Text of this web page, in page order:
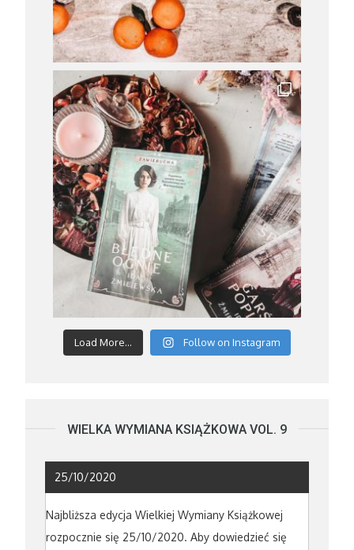
Load More... Follow on Instagram
WIELKA WYMIANA KSIĄŻKOWA VOL. 9
25/10/2020
Najbliższa edycja Wielkiej Wymiany Książkowej
rozpocznie się 25/10/2020. Aby dowiedzieć się